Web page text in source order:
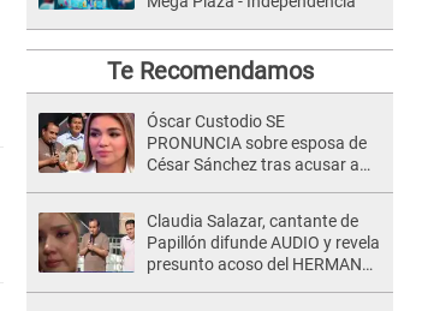
Te Recomendamos
Óscar Custodio SE
PRONUNCIA sobre esposa de
César Sánchez tras acusar a
de la justicia"
Claudia Salazar, cantante de
Papillón difunde AUDIO y revela
presunto acoso del HERMANO